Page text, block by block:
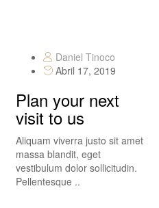
Daniel Tinoco
Abril 17, 2019
Plan your next
visit to us
Aliquam viverra justo sit amet
massa blandit, eget
vestibulum dolor sollicitudin.
Pellentesque ..